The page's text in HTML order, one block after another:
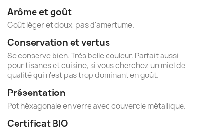
Arôme et goût
Goût léger et doux, pas d'amertume.
Conservation et vertus
Se conserve bien. Très belle couleur. Parfait aussi
pour tisanes et cuisine, si vous cherchez un miel de
qualité qui n'est pas trop dominant en goût.
Présentation
Pot héxagonale en verre avec couvercle métallique.
Certificat BIO